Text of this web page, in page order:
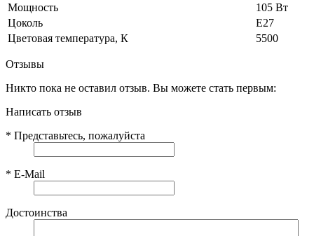
Мощность
105 Вт
Цоколь
Е27
Цветовая температура, К
5500
Отзывы
Никто пока не оставил отзыв. Вы можете стать первым:
Написать отзыв
* Представьтесь, пожалуйста
* E-Mail
Достоинства